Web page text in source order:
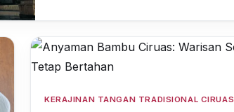
KERAJINAN TANGAN TRADISIONAL CIRUAS